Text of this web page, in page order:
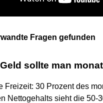
Fragen gefunden
sollte man
Freizeit: 30 Prozent des
Nettogehalts sieht die 50-